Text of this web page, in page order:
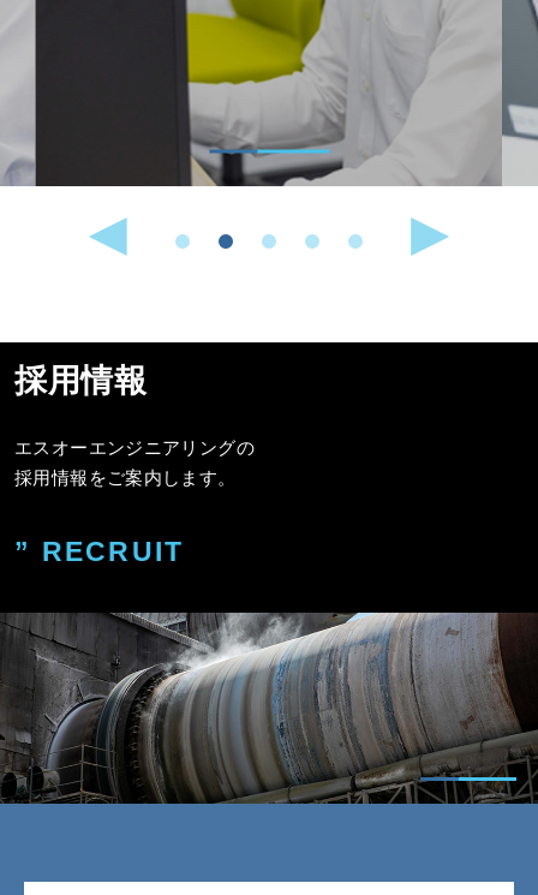
採用情報
エスオーエンジニアリングの
採用情報をご案内します。
” RECRUIT